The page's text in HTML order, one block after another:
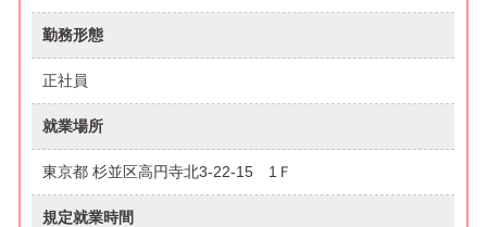
勤務形態
正社員
就業場所
東京都 杉並区高円寺北3-22-15 1Ｆ
規定就業時間